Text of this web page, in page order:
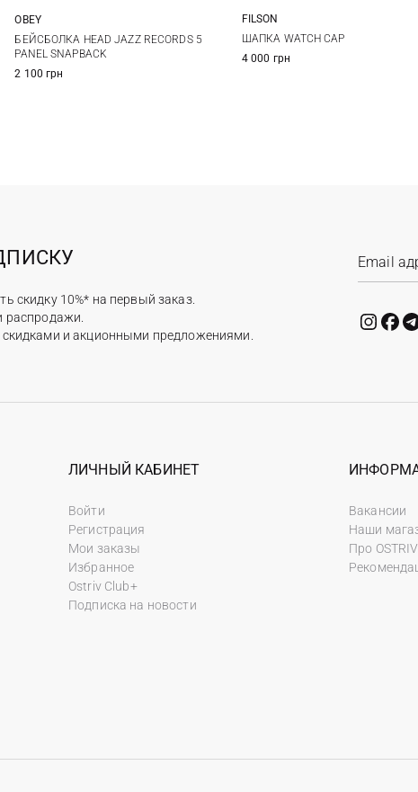
One size
OBEY
БЕЙСБОЛКА HEAD JAZZ RECORDS 5
PANEL SNAPBACK
2 100 грн
One size
FILSON
ШАПКА WATCH CAP
4 000 грн
скидку 10%* на первый заказ.
распродажи.
и акционными предложениями.
ЛИЧНЫЙ КАБИНЕТ
Войти
Регистрация
Мои заказы
Избранное
Ostriv Club+
Подписка на новости
Вакансии
Наши
Про OSTRIV